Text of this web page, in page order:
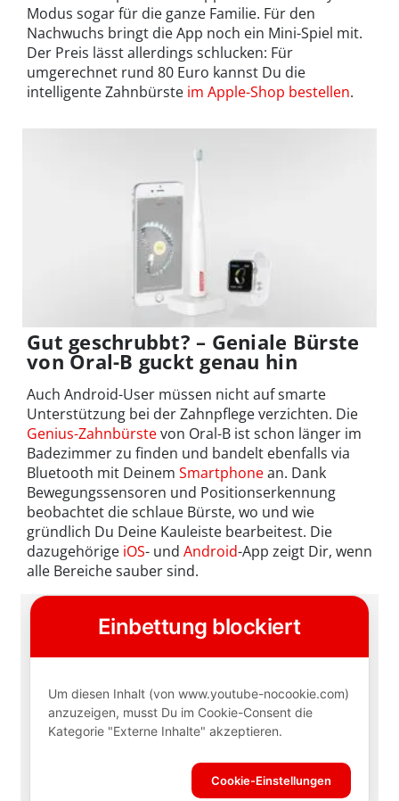
Modus sogar für die ganze Familie. Für den
Nachwuchs bringt die App noch ein Mini-Spiel mit.
Der Preis lässt allerdings schlucken: Für
umgerechnet rund 80 Euro kannst Du die
intelligente Zahnbürste im Apple-Shop bestellen.
Gut geschrubbt? – Geniale Bürste
von Oral-B guckt genau hin
Auch Android-User müssen nicht auf smarte
Unterstützung bei der Zahnpflege verzichten. Die
Genius-Zahnbürstevon Oral-B ist schon länger im
Badezimmer zu finden und bandelt ebenfalls via
Bluetooth mit Deinem Smartphonean. Dank
Bewegungssensoren und Positionserkennung
beobachtet die schlaue Bürste, wo und wie
gründlich Du Deine Kauleiste bearbeitest. Die
dazugehörige iOS- und Android-App zeigt Dir, wenn
alle Bereiche sauber sind.